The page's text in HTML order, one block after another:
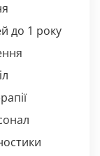
до 1 року